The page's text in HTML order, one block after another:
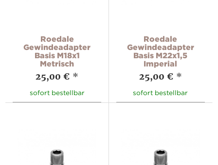
Roedale
Gewindeadapter
Basis M18x1
Metrisch
25,00 € *
sofort bestellbar
Roedale
Gewindeadapter
Basis M22x1,5
Imperial
25,00 € *
sofort bestellbar